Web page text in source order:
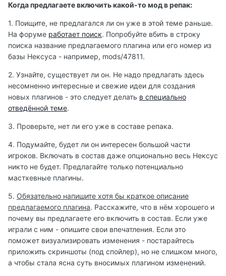
Когда предлагаете включить какой-то мод в репак:
1. Поищите, не предлагался ли он уже в этой теме раньше.
На форуме работает поиск. Попробуйте вбить в строку
поиска название предлагаемого плагина или его номер из
базы Нексуса - например, mods/47811.
2. Узнайте, существует ли он. Не надо предлагать здесь
несомненно интересные и свежие идеи для создания
новых плагинов - это следует делать в специально
отведённой теме.
3. Проверьте, нет ли его уже в составе репака.
4. Подумайте, будет ли он интересен большой части
игроков. Включать в состав даже опционально весь Нексус
никто не будет. Предлагайте только потенциально
мастхевные плагины.
5. Обязательно напишите хотя бы краткое описание
предлагаемого плагина. Расскажите, что в нём хорошего и
почему вы предлагаете его включить в состав. Если уже
играли с ним - опишите свои впечатления. Если это
поможет визуализировать изменения - постарайтесь
приложить скриншоты (под спойлер), но не слишком много,
а чтобы стала ясна суть вносимых плагином изменений.